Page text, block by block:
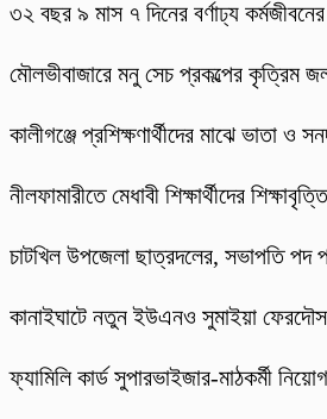
৩২ বছর ৯ মাস ৭ দিনের বর্ণাঢ্য
মৌলভীবাজারে মনু সেচ প্রকল্পের কৃত্রিম
কালীগঞ্জে প্রশিক্ষণার্থীদের মাঝে ভাতা ও
নীলফামারীতে মেধাবী শিক্ষার্থীদের
চাটখিল উপজেলা ছাত্রদলের, সভাপতি পদ
কানাইঘাটে নতুন ইউএনও সুমাইয়া
ফ্যামিলি কার্ড সুপারভাইজার-মাঠকর্মী